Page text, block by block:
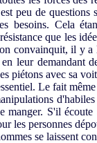
peu de questions
besoins. Cela
que les
convainquit, il y a
leur demandant
piétons avec sa
Le fait
S'il
les personnes
se laissent